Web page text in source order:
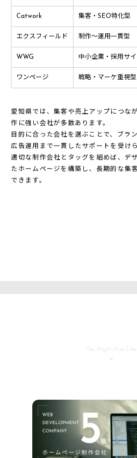
Catwork 集客・SEO特化型
エクスフィールド 制作〜運用一貫型
WWG 中小企業・採用サ
ワンページ 戦略・マーケ重視型
愛知県では、集客や売上アップにつな
作に強い会社が多数あります。
目的に合った会社を選ぶことで、
ブラ
広告運用まで一貫したサポート を受け
適切な制作会社とタッグを組めば、デ
たホームページを構築し、長期的な集
できます。
You Might Also Like